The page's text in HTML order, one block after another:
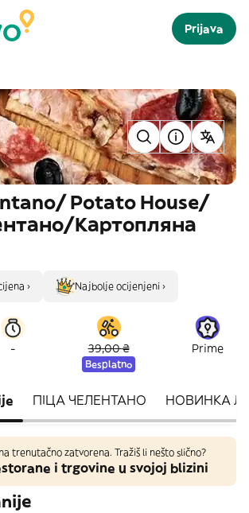
Prijava
Potato House/
Картопляна
› Najbolje ocijenjeni ›
- 39,00 ₴
Besplatno
Prime
ПІЦА ЧЕЛЕНТАНО НОВИНКА
trenutačno zatvorena. Tražiš li nešto slično?
i trgovine u svojoj blizini